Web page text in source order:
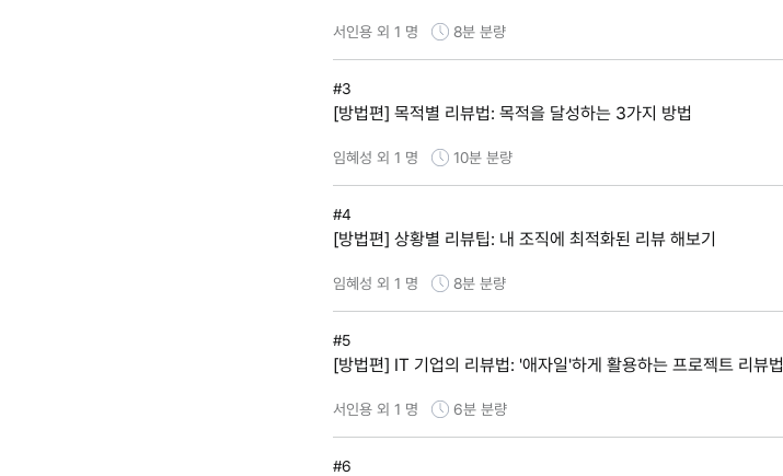
서인용 외 1 명 8분 분량
#3
[방법편] 목적별 리뷰법: 목적을 달성하는 3가지 방법
임혜성 외 1 명 10분 분량
#4
[방법편] 상황별 리뷰팁: 내 조직에 최적화된 리뷰 해보기
임혜성 외 1 명 8분 분량
#5
[방법편] IT 기업의 리뷰법: '애자일'하게 활용하는 프로젝트 리뷰법
서인용 외 1 명 6분 분량
#6